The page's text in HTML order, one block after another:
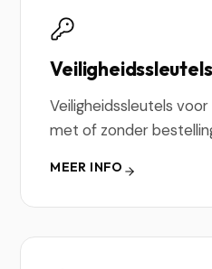
Veiligheidssleutels
Veiligheidssleutels
met of zonder
MEER INFO